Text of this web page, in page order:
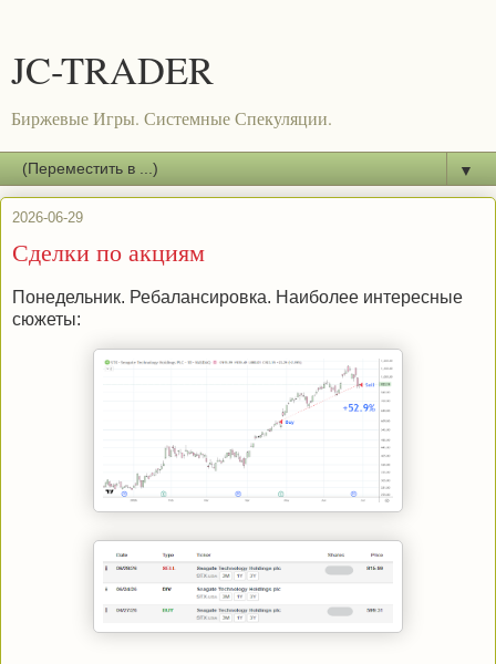
JC-TRADER
Биржевые Игры. Системные Спекуляции.
▼
2026-06-29
Сделки по акциям
Понедельник. Ребалансировка. Наиболее интересные
сюжеты: